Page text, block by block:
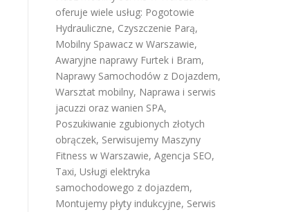
oferuje wiele usług: Pogotowie
Hydrauliczne, Czyszczenie Parą,
Mobilny Spawacz w Warszawie,
Awaryjne naprawy Furtek i Bram,
Naprawy Samochodów z Dojazdem,
Warsztat mobilny, Naprawa i serwis
jacuzzi oraz wanien SPA,
Poszukiwanie zgubionych złotych
obrączek, Serwisujemy Maszyny
Fitness w Warszawie, Agencja SEO,
Taxi, Usługi elektryka
samochodowego z dojazdem,
Montujemy płyty indukcyjne, Serwis